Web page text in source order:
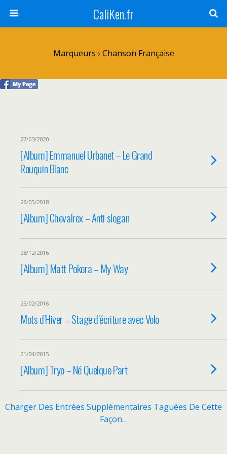
CaliKen.fr
Marqueurs › Chanson Française
27/03/2020
[Album] Emmanuel Urbanet – Le Grand
Rouquin Blanc
26/05/2018
[Album] Chevalrex – Anti slogan
28/12/2016
[Album] Matt Pokora – My Way
25/02/2016
Mots d’Hiver – Stage d’écriture avec Volo
01/04/2015
[Album] Tryo – Né Quelque Part
Charger Des Entrées Supplémentaires Taguées De Cette
Façon…